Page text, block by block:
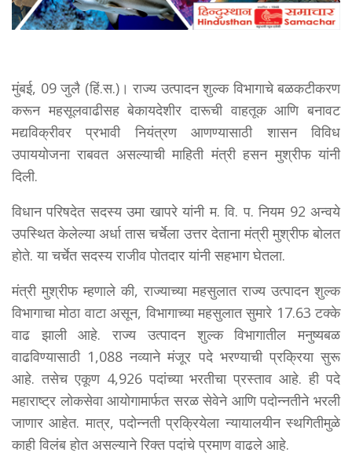
मुंबई, 09 जुलै (हिं.स.)। राज्य उत्पादन शुल्क विभागाचे बळकटीकरण
करून महसूलवाढीसह बेकायदेशीर दारूची वाहतूक आणि बनावट
मद्यविक्रीवर प्रभावी नियंत्रण आणण्यासाठी शासन विविध
उपाययोजना राबवत असल्याची माहिती मंत्री हसन मुश्रीफ यांनी
दिली.
विधान परिषदेत सदस्य उमा खापरे यांनी म. वि. प. नियम 92 अन्वये
उपस्थित केलेल्या अर्धा तास चर्चेला उत्तर देताना मंत्री मुश्रीफ बोलत
होते. या चर्चेत सदस्य राजीव पोतदार यांनी सहभाग घेतला.
मंत्री मुश्रीफ म्हणाले की, राज्याच्या महसुलात राज्य उत्पादन शुल्क
विभागाचा मोठा वाटा असून, विभागाच्या महसुलात सुमारे 17.63 टक्के
वाढ झाली आहे. राज्य उत्पादन शुल्क विभागातील मनुष्यबळ
वाढविण्यासाठी 1,088 नव्याने मंजूर पदे भरण्याची प्रक्रिया सुरू
आहे. तसेच एकूण 4,926 पदांच्या भरतीचा प्रस्ताव आहे. ही पदे
महाराष्ट्र लोकसेवा आयोगामार्फत सरळ सेवेने आणि पदोन्नतीने भरली
जाणार आहेत. मात्र, पदोन्नती प्रक्रियेला न्यायालयीन स्थगितीमुळे
काही विलंब होत असल्याने रिक्त पदांचे प्रमाण वाढले आहे.